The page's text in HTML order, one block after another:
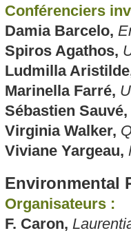
Conférenciers
Damia Barcelo,
Spiros Agathos,
Ludmilla
Marinella Farré,
Sébastien Sauvé,
Virginia Walker,
Viviane Yargeau,
Environmental
Organisateurs :
F. Caron,